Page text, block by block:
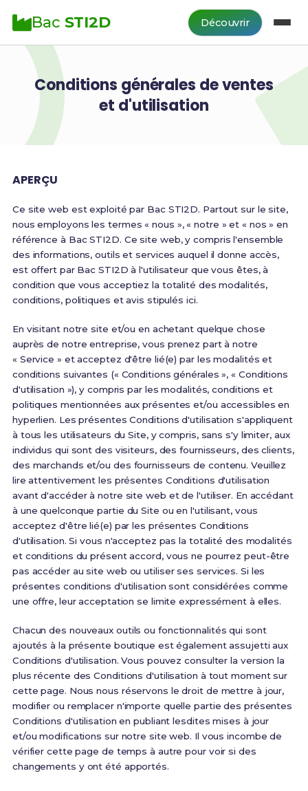
Bac STI2D Découvrir
Conditions générales de ventes
et d'utilisation
APERÇU
Ce site web est exploité par Bac STI2D. Partout sur le site,
nous employons les termes « nous », « notre » et « nos » en
référence à Bac STI2D. Ce site web, y compris l'ensemble
des informations, outils et services auquel il donne accès,
est offert par Bac STI2D à l'utilisateur que vous êtes, à
condition que vous acceptiez la totalité des modalités,
conditions, politiques et avis stipulés ici.
En visitant notre site et/ou en achetant quelque chose
auprès de notre entreprise, vous prenez part à notre
« Service » et acceptez d'être lié(e) par les modalités et
conditions suivantes (« Conditions générales », « Conditions
d'utilisation »), y compris par les modalités, conditions et
politiques mentionnées aux présentes et/ou accessibles en
hyperlien. Les présentes Conditions d'utilisation s'appliquent
à tous les utilisateurs du Site, y compris, sans s'y limiter, aux
individus qui sont des visiteurs, des fournisseurs, des clients,
des marchands et/ou des fournisseurs de contenu. Veuillez
lire attentivement les présentes Conditions d'utilisation
avant d'accéder à notre site web et de l'utiliser. En accédant
à une quelconque partie du Site ou en l'utilisant, vous
acceptez d'être lié(e) par les présentes Conditions
d'utilisation. Si vous n'acceptez pas la totalité des modalités
et conditions du présent accord, vous ne pourrez peut-être
pas accéder au site web ou utiliser ses services. Si les
présentes conditions d'utilisation sont considérées comme
une offre, leur acceptation se limite expressément à elles.
Chacun des nouveaux outils ou fonctionnalités qui sont
ajoutés à la présente boutique est également assujetti aux
Conditions d'utilisation. Vous pouvez consulter la version la
plus récente des Conditions d'utilisation à tout moment sur
cette page. Nous nous réservons le droit de mettre à jour,
modifier ou remplacer n'importe quelle partie des présentes
Conditions d'utilisation en publiant lesdites mises à jour
et/ou modifications sur notre site web. Il vous incombe de
vérifier cette page de temps à autre pour voir si des
changements y ont été apportés.